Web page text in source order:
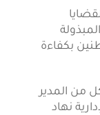
بكفاءة
من المدير
نهاد